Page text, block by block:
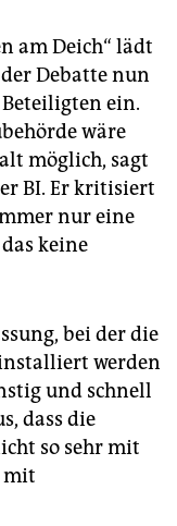
am Deich“ lädt
Debatte nun
ein.
wäre
möglich, sagt
BI. Er kritisiert
nur eine
keine
bei der die
werden
und schnell
dass die
so sehr mit
mit